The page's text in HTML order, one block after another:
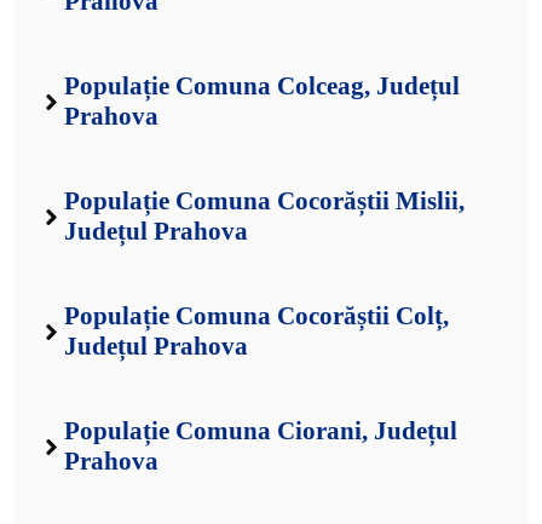
Populație Comuna Colceag, Județul
Prahova
Populație Comuna Cocorăștii Mislii,
Județul Prahova
Populație Comuna Cocorăștii Colț,
Județul Prahova
Populație Comuna Ciorani, Județul
Prahova